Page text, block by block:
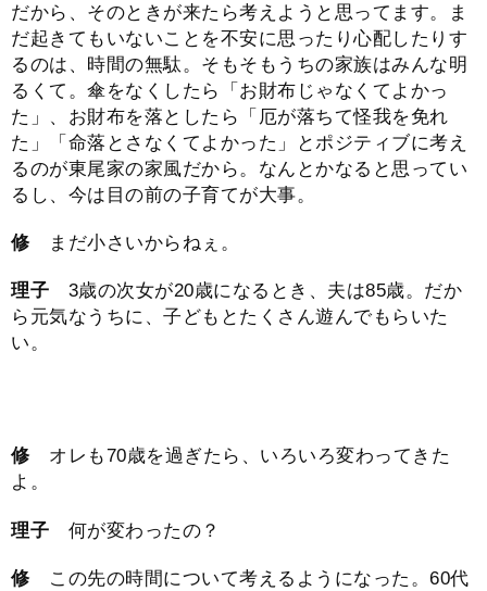
だから、そのときが来たら考えようと思ってます。ま
だ起きてもいないことを不安に思ったり心配したりす
るのは、時間の無駄。そもそもうちの家族はみんな明
るくて。傘をなくしたら「お財布じゃなくてよかっ
た」、お財布を落としたら「厄が落ちて怪我を免れ
た」「命落とさなくてよかった」とポジティブに考え
るのが東尾家の家風だから。なんとかなると思ってい
るし、今は目の前の子育てが大事。
修まだ小さいからねぇ。
理子 3歳の次女が20歳になるとき、夫は85歳。だか
ら元気なうちに、子どもとたくさん遊んでもらいた
い。
修オレも70歳を過ぎたら、いろいろ変わってきた
よ。
理子 何が変わったの？
修この先の時間について考えるようになった。60代